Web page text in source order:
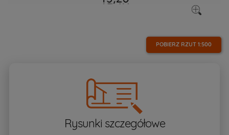
POBIERZ RZUT 1:500
Rysunki szczegółowe